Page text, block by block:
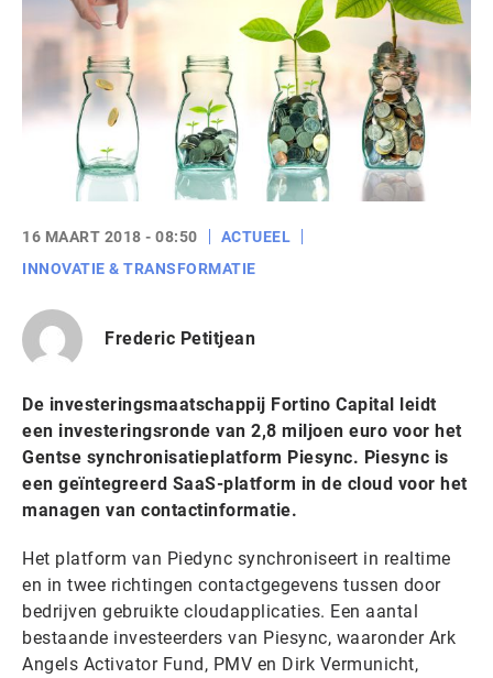
16 MAART 2018 - 08:50
ACTUEEL
INNOVATIE & TRANSFORMATIE
Frederic Petitjean
De investeringsmaatschappij Fortino Capital leidt
een investeringsronde van 2,8 miljoen euro voor het
Gentse synchronisatieplatform Piesync. Piesync is
een geïntegreerd SaaS-platform in de cloud voor het
managen van contactinformatie.
Het platform van Piedync synchroniseert in realtime
en in twee richtingen contactgegevens tussen door
bedrijven gebruikte cloudapplicaties. Een aantal
bestaande investeerders van Piesync, waaronder Ark
Angels Activator Fund, PMV en Dirk Vermunicht,